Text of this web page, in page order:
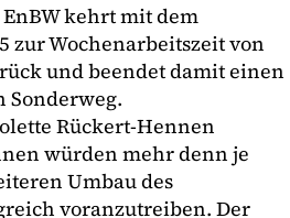
kehrt mit dem
zur Wochenarbeitszeit von
und beendet damit einen
Sonderweg.
Rückert-Hennen
würden mehr denn je
Umbau des
voranzutreiben. Der